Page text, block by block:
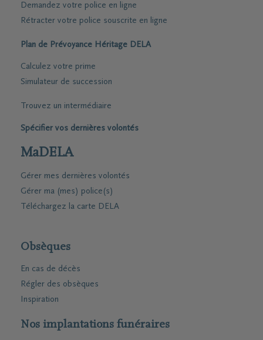
Demandez votre police en ligne
Rétracter votre police souscrite en ligne
Plan de Prévoyance Héritage DELA
Calculez votre prime
Simulateur de succession
Trouvez un intermédiaire
Spécifier vos dernières volontés
MaDELA
Gérer mes dernières volontés
Gérer ma (mes) police(s)
Téléchargez la carte DELA
Obsèques
En cas de décès
Régler des obsèques
Inspiration
Nos implantations funéraires